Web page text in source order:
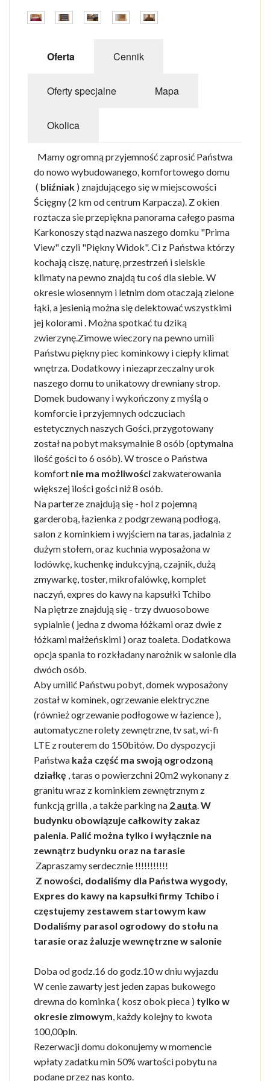
ZABYTKI
PLAN MIASTA
POGODA
Oferta Cennik
Oferty specjalne Mapa
Okolica
Mamy ogromną przyjemność zaprosić Państwa
do nowo wybudowanego, komfortowego domu
( bliźniak ) znajdującego się w miejscowości
Ścięgny (2 km od centrum Karpacza). Z okien
roztacza sie przepiękna panorama całego pasma
Karkonoszy stąd nazwa naszego domku "Prima
View" czyli "Piękny Widok". Ci z Państwa którzy
kochają ciszę, naturę, przestrzeń i sielskie
klimaty na pewno znajdą tu coś dla siebie. W
okresie wiosennym i letnim dom otaczają zielone
łąki, a jesienią można się delektować wszystkimi
jej kolorami . Można spotkać tu dziką
zwierzynę.Zimowe wieczory na pewno umili
Państwu piękny piec kominkowy i ciepły klimat
wnętrza. Dodatkowy i niezaprzeczalny urok
naszego domu to unikatowy drewniany strop.
Domek budowany i wykończony z myślą o
komforcie i przyjemnych odczuciach
estetycznych naszych Gości, przygotowany
został na pobyt maksymalnie 8 osób (optymalna
ilość gości to 6 osób). W trosce o Państwa
komfort nie ma możliwości zakwaterowania
większej ilości gości niż 8 osób.
Na parterze znajdują się - hol z pojemną
garderobą, łazienka z podgrzewaną podłogą,
salon z kominkiem i wyjściem na taras, jadalnia z
dużym stołem, oraz kuchnia wyposażona w
lodówkę, kuchenkę indukcyjną, czajnik, dużą
zmywarkę, toster, mikrofalówkę, komplet
naczyń, expres do kawy na kapsułki Tchibo
Na piętrze znajdują się - trzy dwuosobowe
sypialnie ( jedna z dwoma łóżkami oraz dwie z
łóżkami małżeńskimi ) oraz toaleta. Dodatkowa
opcja spania to rozkładany narożnik w salonie dla
dwóch osób.
Aby umilić Państwu pobyt, domek wyposażony
został w kominek, ogrzewanie elektryczne
(również ogrzewanie podłogowe w łazience ),
automatyczne rolety zewnętrzne, tv sat, wi-fi
LTE z routerem do 150bitów. Do dyspozycji
Państwa każa część ma swoją ogrodzoną
działkę , taras o powierzchni 20m2 wykonany z
granitu wraz z kominkiem zewnętrznym z
funkcją grilla , a także parking na 2 auta.W
budynku obowiązuje całkowity zakaz
palenia. Palić można tylko i wyłącznie na
zewnątrz budynku oraz na tarasie
Zapraszamy serdecznie !!!!!!!!!!!
Z nowości, dodaliśmy dla Państwa wygody,
Expres do kawy na kapsułki firmy Tchibo i
częstujemy zestawem startowym kaw
Dodaliśmy parasol ogrodowy do stołu na
tarasie oraz żaluzje wewnętrzne w salonie
Doba od godz.16 do godz.10 w dniu wyjazdu
W cenie zawarty jest jeden zapas bukowego
drewna do kominka ( kosz obok pieca ) tylko w
okresie zimowym, każdy kolejny to kwota
100,00pln.
Rezerwacji domu dokonujemy w momencie
wpłaty zadatku min 50% wartości pobytu na
podane przez nas konto.